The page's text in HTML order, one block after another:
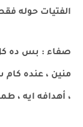
الفتيات حوله
صفاء : بس ده كل
منين ، عنده كام
، أهدافه ايه ،